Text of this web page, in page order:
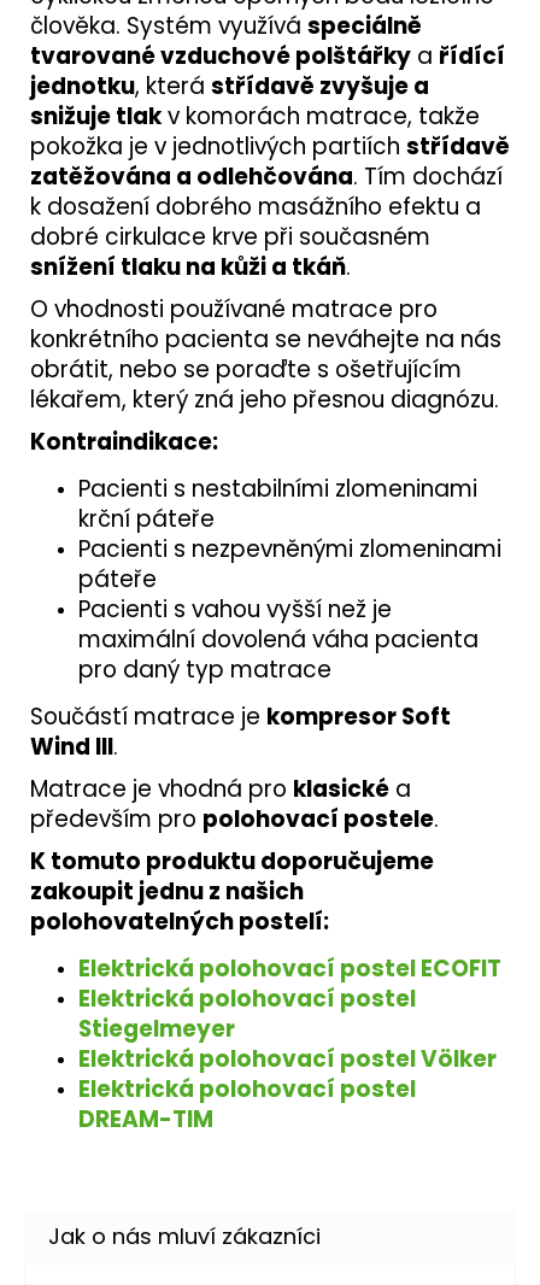
člověka. Systém využívá speciálně
tvarované vzduchové polštářky a řídící
jednotku, která střídavě zvyšuje a
snižuje tlakv komorách matrace, takže
pokožka je v jednotlivých partiích střídavě
zatěžována a odlehčována. Tím dochází
k dosažení dobrého masážního efektu a
dobré cirkulace krve při současném
snížení tlaku na kůži a tkáň.
O vhodnosti používané matrace pro
konkrétního pacienta se neváhejte na nás
obrátit, nebo se poraďte s ošetřujícím
lékařem, který zná jeho přesnou diagnózu.
Kontraindikace:
Pacienti s nestabilními zlomeninami
krční páteře
Pacienti s nezpevněnými zlomeninami
páteře
Pacienti s vahou vyšší než je
maximální dovolená váha pacienta
pro daný typ matrace
Součástí matrace je kompresor Soft
Wind III.
Matrace je vhodná pro klasické a
především pro polohovací postele.
K tomuto produktu doporučujeme
zakoupit jednu z našich
polohovatelných postelí:
Elektrická polohovací postel ECOFIT
Elektrická polohovací postel
Stiegelmeyer
Elektrická polohovací postel Völker
Elektrická polohovací postel
DREAM-TIM